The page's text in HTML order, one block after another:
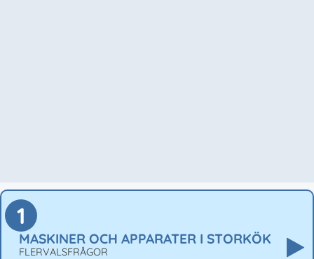
1
MASKINER OCH APPARATER I STORKÖK
FLERVALSFRÅGOR